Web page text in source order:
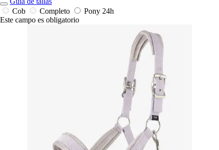
Cob
Completo Pony 24h
Este campo es obligatorio